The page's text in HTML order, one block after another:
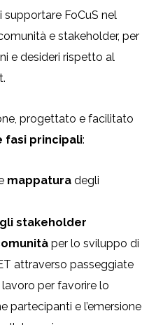
supportare FoCuS nel
e stakeholder, per
e desideri rispetto al
progettato e facilitato
fasi principali:
mappatura degli
stakeholder
per lo sviluppo di
attraverso passeggiate
per favorire lo
partecipanti e l’emersione